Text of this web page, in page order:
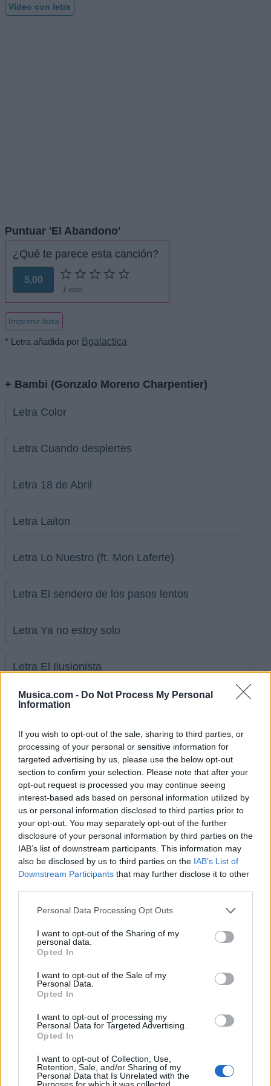
Musica.com - Do Not Process My Personal
Information
If you wish to opt-out of the sale, sharing to third parties, or
processing of your personal or sensitive information for
targeted advertising by us, please use the below opt-out
section to confirm your selection. Please note that after your
opt-out request is processed you may continue seeing
interest-based ads based on personal information utilized by
us or personal information disclosed to third parties prior to
your opt-out. You may separately opt-out of the further
disclosure of your personal information by third parties on the
IAB’s list of downstream participants. This information may
also be disclosed by us to third parties on the IAB’s List of
Downstream Participants that may further disclose it to other
Personal Data Processing Opt Outs
I want to opt-out of the Sharing of my
personal data.
Opted In
I want to opt-out of the Sale of my
Personal Data.
Opted In
I want to opt-out of processing my
Personal Data for Targeted Advertising.
Opted In
I want to opt-out of Collection, Use,
Retention, Sale, and/or Sharing of my
Personal Data that Is Unrelated with the
Purposes for which it was collected.
Vídeo con letra
Puntuar 'El Abandono'
¿Qué te parece esta canción?
5,00
1 voto
Imprimir letra
* Letra añadida por Bgalactica
+ Bambi (Gonzalo Moreno Charpentier)
Letra Color
Letra Cuando despiertes
Letra 18 de Abril
Letra Laiton
Letra Lo Nuestro (ft. Mon Laferte)
Letra El sendero de los pasos lentos
Letra Ya no estoy solo
Letra El Ilusionista
+ Letras de Bambi (Gonzalo Moreno Charpentier)
Ranking de Bambi (Gonzalo Moreno Charpentier)
Bambi (Gonzalo Moreno Charpentier)no está
entre los 500 artistas más apoyados y visitados de
esta semana.
¿Apoyar a Bambi (Gonzalo Moreno Charpentier)?
4 0
Ranking de Bambi (Gonzalo Moreno Charpentier)
TOP Música